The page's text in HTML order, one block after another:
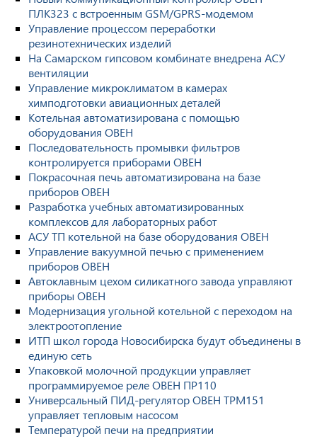
ПЛК323 с встроенным GSM/GPRS-модемом
Управление процессом переработки
резинотехнических изделий
На Самарском гипсовом комбинате внедрена АСУ
вентиляции
Управление микроклиматом в камерах
химподготовки авиационных деталей
Котельная автоматизирована с помощью
оборудования ОВЕН
Последовательность промывки фильтров
контролируется приборами ОВЕН
Покрасочная печь автоматизирована на базе
приборов ОВЕН
Разработка учебных автоматизированных
комплексов для лабораторных работ
АСУ ТП котельной на базе оборудования ОВЕН
Управление вакуумной печью с применением
приборов ОВЕН
Автоклавным цехом силикатного завода управляют
приборы ОВЕН
Модернизация угольной котельной с переходом на
электроотопление
ИТП школ города Новосибирска будут объединены в
единую сеть
Упаковкой молочной продукции управляет
программируемое реле ОВЕН ПР110
Универсальный ПИД-регулятор ОВЕН ТРМ151
управляет тепловым насосом
Температурой печи на предприятии